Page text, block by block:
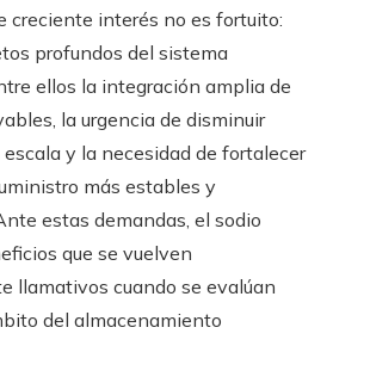
creciente interés no es fortuito:
profundos del sistema
ellos la integración amplia de
la urgencia de disminuir
y la necesidad de fortalecer
más estables y
estas demandas, el sodio
que se vuelven
llamativos cuando se evalúan
del almacenamiento